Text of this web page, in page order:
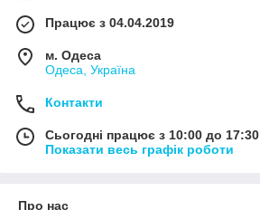
Працює з 04.04.2019
м. Одеса
Одеса, Україна
Контакти
Сьогодні працює з 10:00 до 17:30
Показати весь графік роботи
Про нас